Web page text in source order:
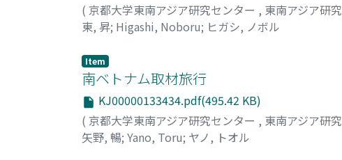
( 京都大学東南アジア研究センター , 東南アジア研究
東, 昇; Higashi, Noboru; ヒガシ, ノボル
Item
南ベトナム取材旅行
KJ00000133434.pdf(495.42 KB)
( 京都大学東南アジア研究センター , 東南アジア研究
矢野, 暢; Yano, Toru; ヤノ, トオル